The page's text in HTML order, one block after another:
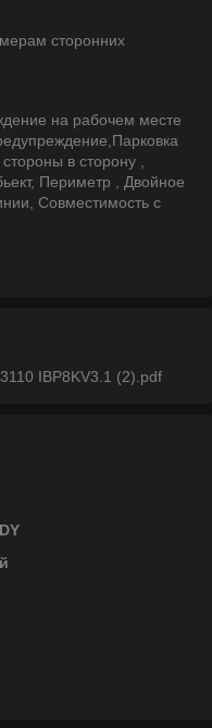
сторонних
на рабочем месте
в сторону ,
Периметр , Двойное
Совместимость с
IBP8KV3.1 (2).pdf